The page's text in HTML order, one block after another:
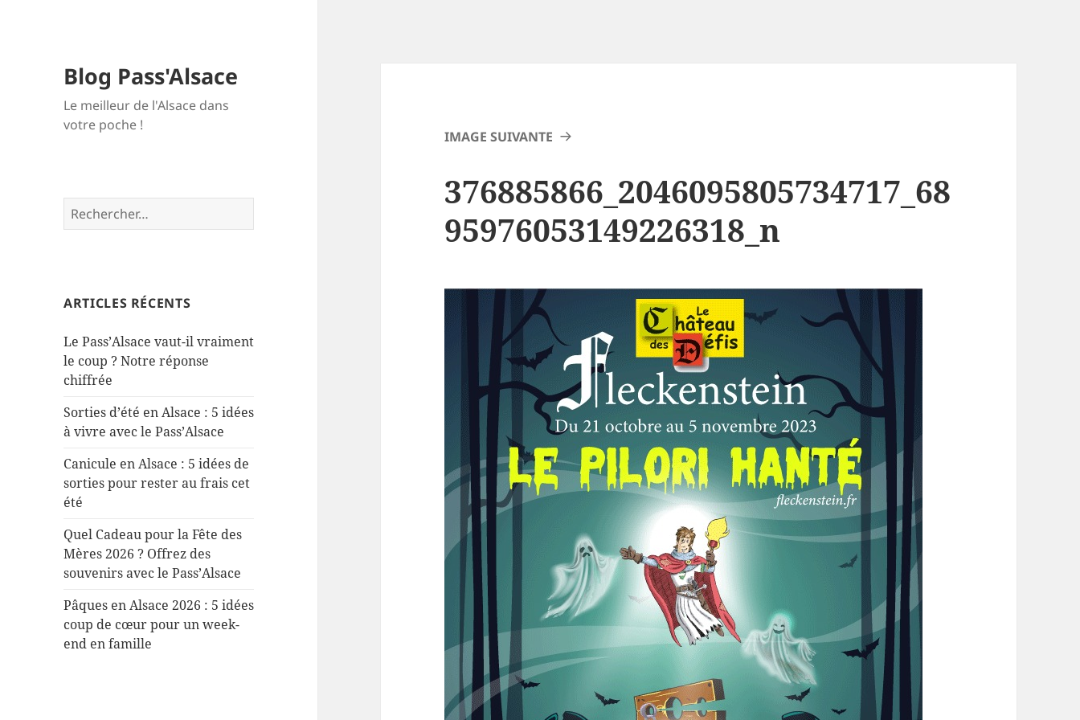
Blog Pass'Alsace
Le meilleur de l'Alsace dans
votre poche !
Rechercher :
ARTICLES RÉCENTS
Le Pass’Alsace vaut-il vraiment
le coup ? Notre réponse
chiffrée
Sorties d’été en Alsace : 5 idées
à vivre avec le Pass’Alsace
Canicule en Alsace : 5 idées de
sorties pour rester au frais cet
été
Quel Cadeau pour la Fête des
Mères 2026 ? Offrez des
souvenirs avec le Pass’Alsace
Pâques en Alsace 2026 : 5 idées
coup de cœur pour un week-
end en famille
IMAGE SUIVANTE
376885866_2046095805734717_68
95976053149226318_n